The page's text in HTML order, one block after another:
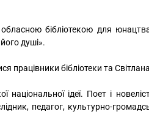
бібліотекою для
душі».
працівники бібліотеки та
ідеї. Поет і
педагог, культурно-